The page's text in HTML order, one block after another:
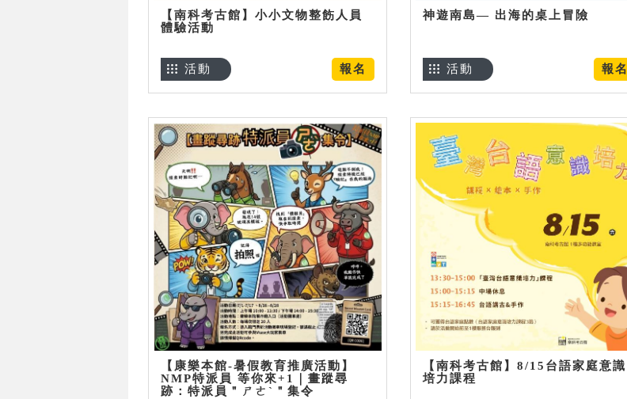
【南科考古館】小小文物整飭人員
體驗活動
報名
活動
神遊南島— 出海的桌上冒險
報名
活動
【康樂本館-暑假教育推廣活動】
NMP特派員 等你來+1｜畫蹤尋
跡：特派員＂ㄕㄜˋ＂集令
【南科考古館】8/15台語家庭意識
培力課程